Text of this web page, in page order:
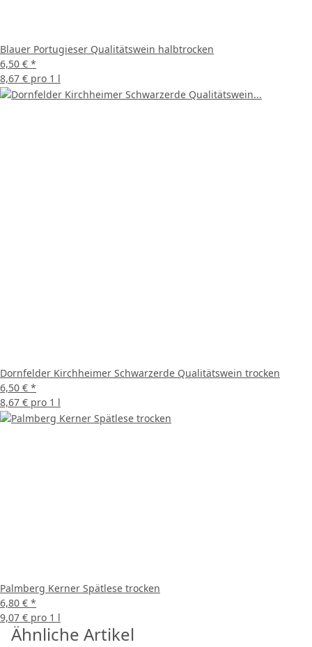
Blauer Portugieser Qualitätswein halbtrocken
6,50 € *
8,67 € pro 1 l
Dornfelder Kirchheimer Schwarzerde Qualitätswein trocken
6,50 € *
8,67 € pro 1 l
Palmberg Kerner Spätlese trocken
6,80 € *
9,07 € pro 1 l
Ähnliche Artikel